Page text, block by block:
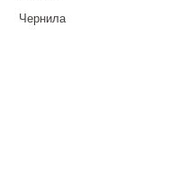
Чернила